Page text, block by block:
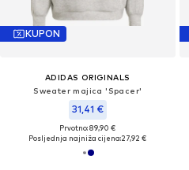
KUPON
ADIDAS ORIGINALS
Sweater majica 'Spacer'
31,41 €
Prvotno: 89,90 €
Posljednja najniža cijena:27,92 €